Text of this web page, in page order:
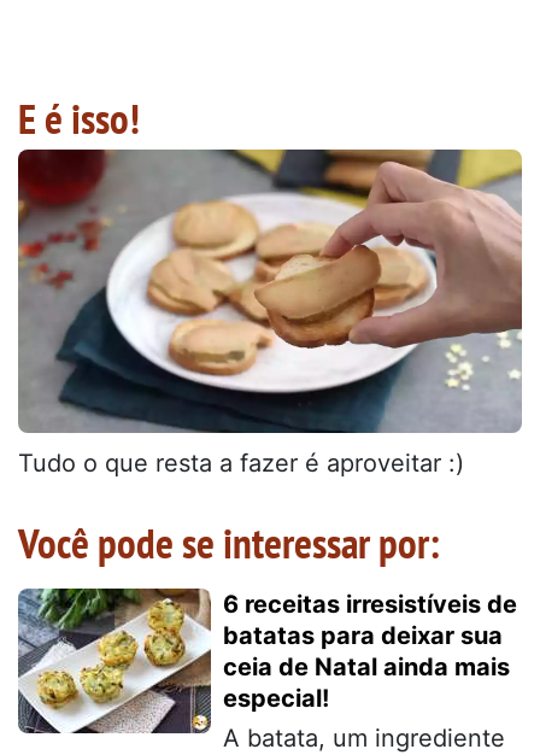
E é isso!
Tudo o que resta a fazer é aproveitar :)
Você pode se interessar por:
6 receitas irresistíveis de
batatas para deixar sua
ceia de Natal ainda mais
especial!
A batata, um ingrediente